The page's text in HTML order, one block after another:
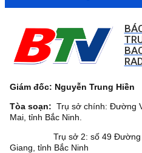
Giám đốc: Nguyễn Trung Hiền
Tòa soạn: Trụ sở chính: Đường
Mai, tỉnh Bắc Ninh.
Trụ sở 2: số 49 Đường
Giang, tỉnh Bắc Ninh